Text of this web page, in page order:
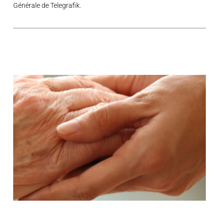
Générale de Telegrafik.